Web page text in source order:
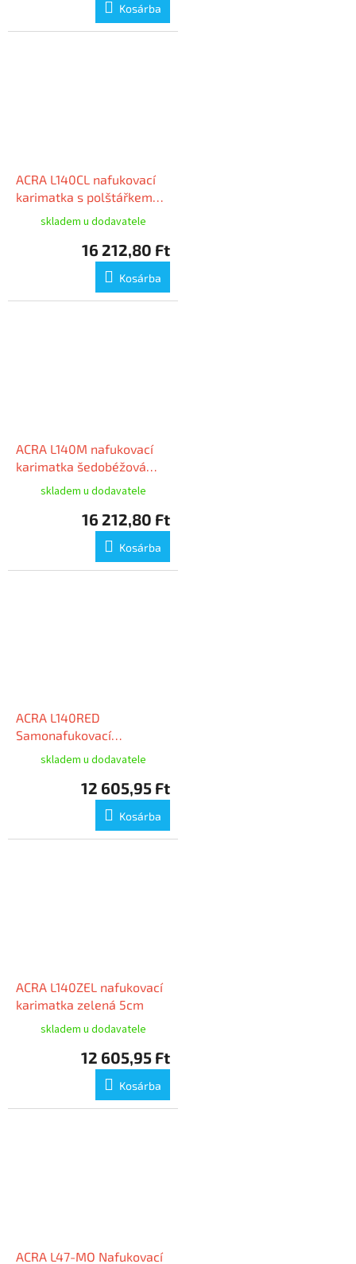
Kosárba
ACRA L140CL nafukovací
karimatka s polštářkem
zelená 5cm
skladem u dodavatele
16 212,80 Ft
Kosárba
ACRA L140M nafukovací
karimatka šedobéžová
maskovací s polštářkem
skladem u dodavatele
16 212,80 Ft
Kosárba
ACRA L140RED
Samonafukovací
karimatka červenohnědá
skladem u dodavatele
12 605,95 Ft
Kosárba
ACRA L140ZEL nafukovací
karimatka zelená 5cm
skladem u dodavatele
12 605,95 Ft
Kosárba
ACRA L47-MO Nafukovací